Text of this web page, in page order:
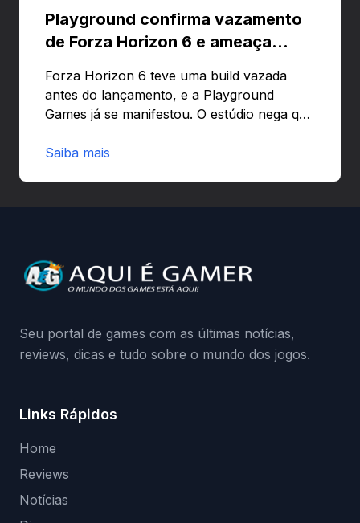
Playground confirma vazamento
de Forza Horizon 6 e ameaça
Forza Horizon 6 teve uma build vazada
antes do lançamento, e a Playground
Games já se manifestou. O estúdio nega que
preload e avisa que quem usar versões não
da Playground: negação do preload,
medidas contra acessos não autorizados
Saiba mais
Seu portal de games com as últimas notícias,
reviews, dicas e tudo sobre o mundo dos jogos.
Links Rápidos
Home
Reviews
Notícias